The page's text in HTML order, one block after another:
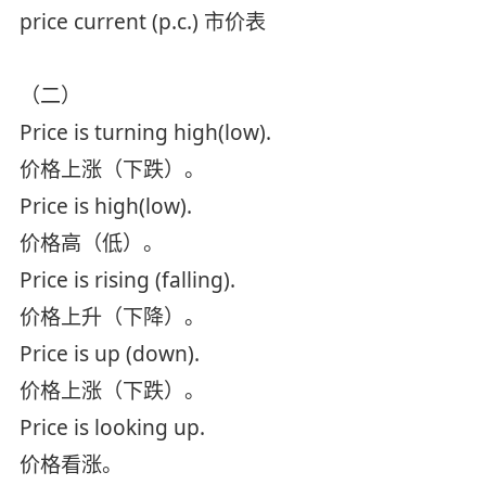
price current (p.c.) 市价表
（二）
Price is turning high(low).
价格上涨（下跌）。
Price is high(low).
价格高（低）。
Price is rising (falling).
价格上升（下降）。
Price is up (down).
价格上涨（下跌）。
Price is looking up.
价格看涨。